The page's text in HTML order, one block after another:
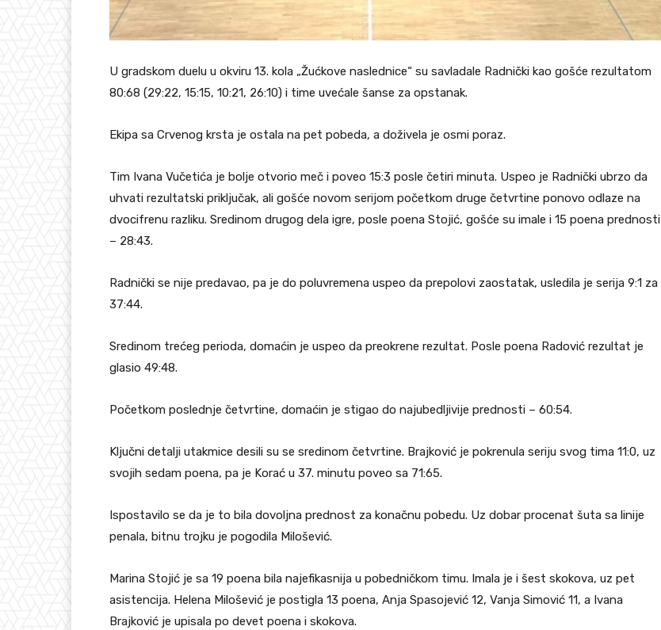
U gradskom duelu u okviru 13. kola „Žućkove naslednice“ su savladale Radnički kao gošće rezultatom
80:68 (29:22, 15:15, 10:21, 26:10) i time uvećale šanse za opstanak.
Ekipa sa Crvenog krsta je ostala na pet pobeda, a doživela je osmi poraz.
Tim Ivana Vučetića je bolje otvorio meč i poveo 15:3 posle četiri minuta. Uspeo je Radnički ubrzo da
uhvati rezultatski priključak, ali gošće novom serijom početkom druge četvrtine ponovo odlaze na
dvocifrenu razliku. Sredinom drugog dela igre, posle poena Stojić, gošće su imale i 15 poena prednosti
– 28:43.
Radnički se nije predavao, pa je do poluvremena uspeo da prepolovi zaostatak, usledila je serija 9:1 za
37:44.
Sredinom trećeg perioda, domaćin je uspeo da preokrene rezultat. Posle poena Radović rezultat je
glasio 49:48.
Početkom poslednje četvrtine, domaćin je stigao do najubedljivije prednosti – 60:54.
Ključni detalji utakmice desili su se sredinom četvrtine. Brajković je pokrenula seriju svog tima 11:0, uz
svojih sedam poena, pa je Korać u 37. minutu poveo sa 71:65.
Ispostavilo se da je to bila dovoljna prednost za konačnu pobedu. Uz dobar procenat šuta sa linije
penala, bitnu trojku je pogodila Milošević.
Marina Stojić je sa 19 poena bila najefikasnija u pobedničkom timu. Imala je i šest skokova, uz pet
asistencija. Helena Milošević je postigla 13 poena, Anja Spasojević 12, Vanja Simović 11, a Ivana
Brajković je upisala po devet poena i skokova.